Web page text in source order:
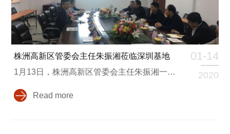
株洲高新区管委会主任朱振湘莅临深圳基地
1月13日，株洲高新区管委会主任朱振湘一行来到深圳基地视察工作，集团副总经理江海清陪同并介绍了集团2019年工作情况并重点介绍了项目的进展情况。朱振湘主任参观了深圳基地厂区及产品展览室，并对公司产品进进行了了解，会上，朱振湘主任听取了新辉开电子信息类项目进株洲高新技术产业开发区的项目进度情况，并表示会大力支持该项目在株洲高新区的推进。
Read more
01-14
2020